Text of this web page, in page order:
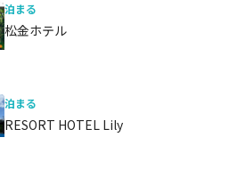
泊まる
松金ホテル
泊まる
RESORT HOTEL Lily